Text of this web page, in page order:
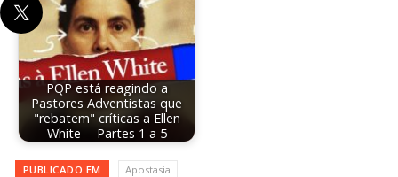
PQP está reagindo a
Pastores Adventistas que
"rebatem" críticas a Ellen
White -- Partes 1 a 5
PUBLICADO EM Apostasia